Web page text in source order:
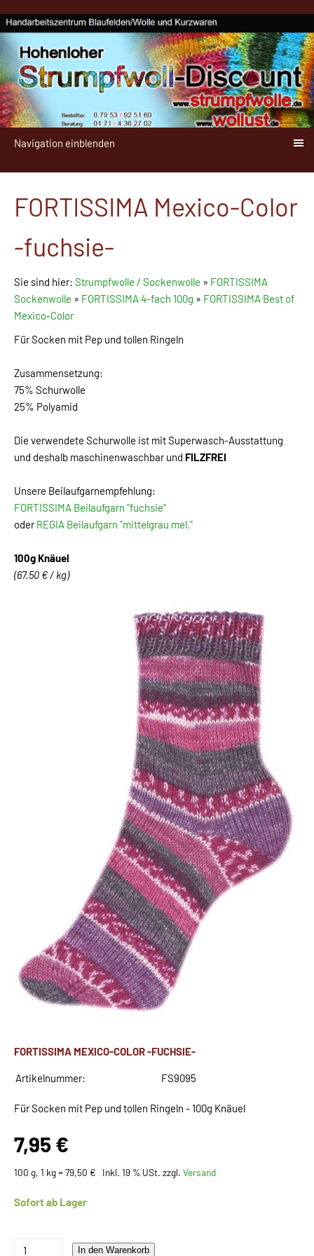
Navigation einblenden
FORTISSIMA Mexico-Color
-fuchsie-
Sie sind hier: Strumpfwolle / Sockenwolle » FORTISSIMA
Sockenwolle » FORTISSIMA 4-fach 100g » FORTISSIMA Best of
Mexico-Color
Für Socken mit Pep und tollen Ringeln
Zusammensetzung:
75% Schurwolle
25% Polyamid
Die verwendete Schurwolle ist mit Superwasch-Ausstattung
und deshalb maschinenwaschbar und FILZFREI
Unsere Beilaufgarnempfehlung:
FORTISSIMA Beilaufgarn "fuchsie"
oderREGIA Beilaufgarn "mittelgrau mel."
100g Knäuel
(67,50 € / kg)
FORTISSIMA MEXICO-COLOR -FUCHSIE-
Artikelnummer: FS9095
Für Socken mit Pep und tollen Ringeln - 100g Knäuel
7,95 €
100 g, 1 kg = 79,50 € Inkl. 19 % USt. zzgl. Versand
Sofort ab Lager
In den Warenkorb